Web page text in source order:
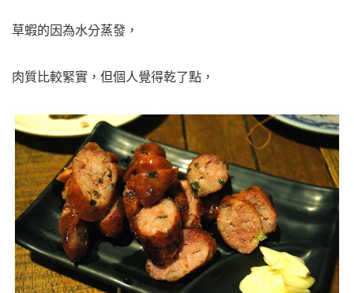
草蝦的因為水分蒸發，
肉質比較緊實，但個人覺得乾了點，